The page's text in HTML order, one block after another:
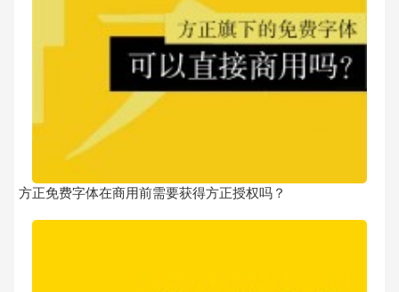
方正免费字体在商用前需要获得方正授权吗？